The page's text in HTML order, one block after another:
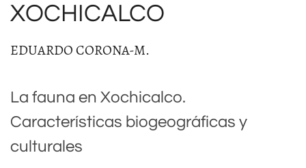
XOCHICALCO
EDUARDO CORONA-M.
La fauna en Xochicalco.
Características biogeográficas y
culturales